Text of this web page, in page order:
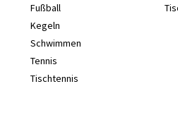
Fußball
Kegeln
Schwimmen
Tennis
Tischtennis